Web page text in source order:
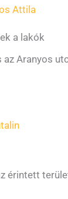
Attila
a lakók
Aranyos
érintett